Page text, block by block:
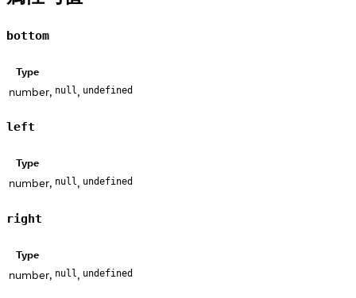
bottom
Type
number, null , undefined
left
Type
number, null, undefined
right
Type
number, null , undefined